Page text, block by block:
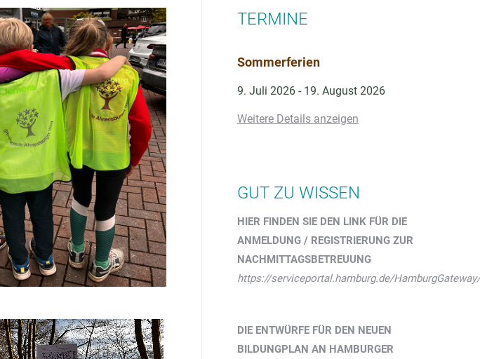
TERMINE
Sommerferien
9. Juli 2026 - 19. August 2026
Weitere Details anzeigen
GUT ZU WISSEN
HIER FINDEN SIE DEN LINK FÜR DIE
ANMELDUNG / REGISTRIERUNG ZUR
NACHMITTAGSBETREUUNG
https://serviceportal.hamburg.de/
DIE ENTWÜRFE FÜR DEN NEUEN
BILDUNGPLAN AN HAMBURGER